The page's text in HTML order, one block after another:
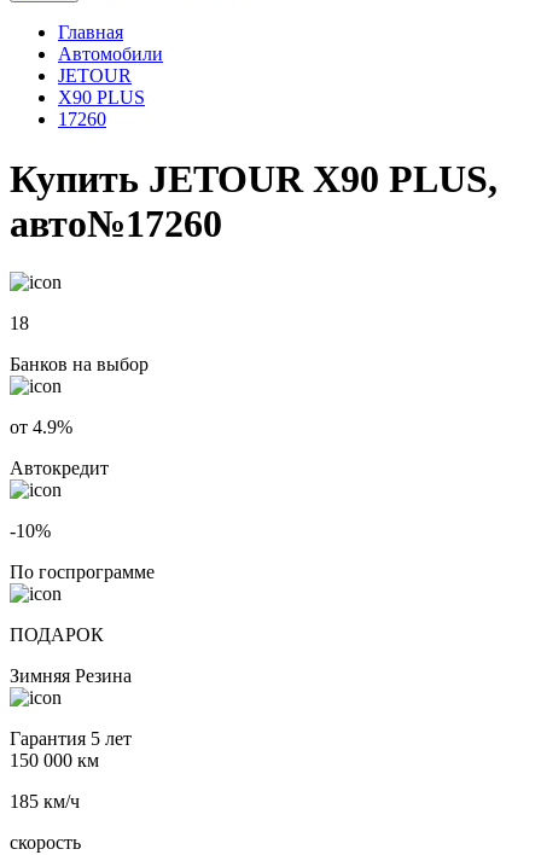
Главная
Автомобили
JETOUR
X90 PLUS
17260
Купить JETOUR X90 PLUS,
авто№17260
18
Банков на выбор
от 4.9%
Автокредит
-10%
По госпрограмме
ПОДАРОК
Зимняя Резина
Гарантия 5 лет
150 000 км
185 км/ч
скорость